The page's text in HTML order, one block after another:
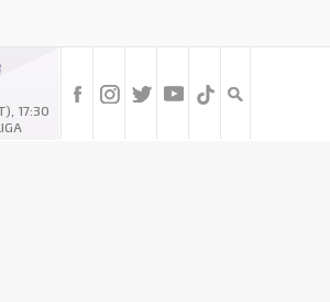
17:30